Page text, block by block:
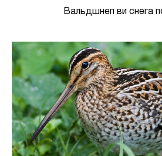
Вальдшнеп ви снега